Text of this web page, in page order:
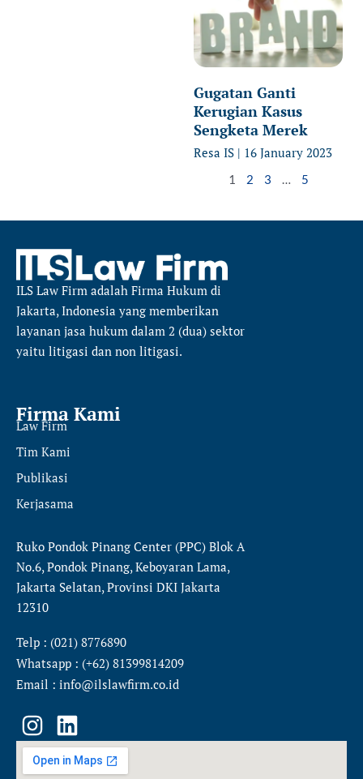
Gugatan Ganti
Kerugian Kasus
Sengketa Merek
Resa IS 16 January 2023
1 2 3 5
ILS Law Firm adalah Firma Hukum di
Jakarta, Indonesia yang memberikan
layanan jasa hukum dalam 2 (dua) sektor
yaitu litigasi dan non litigasi.
Firma Kami
Law Firm
Tim Kami
Publikasi
Kerjasama
Ruko Pondok Pinang Center (PPC) Blok A
No.6, Pondok Pinang, Keboyaran Lama,
Jakarta Selatan, Provinsi DKI Jakarta
12310
Telp : (021) 8776890
Whatsapp : (+62) 81399814209
Email : info@ilslawfirm.co.id
I
n
s
L
i
n